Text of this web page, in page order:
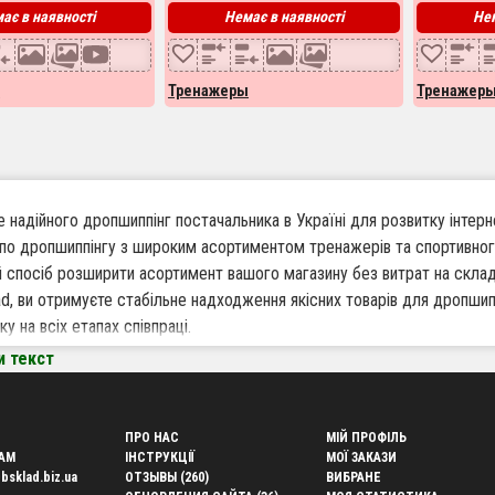
в наявності Немає в наявності
Тренажеры Тренажеры
надійного дропшиппінг постачальника в Україні для розвитку
дропшиппінгу з широким асортиментом тренажерів та
спосіб розширити асортимент вашого магазину без витрат на
ви отримуєте стабільне надходження якісних товарів для
на всіх етапах співпраці.
асортимент товарів – тренажери різних видів та цінових
без власного складу – забувайте про зайві вкладення і
відправка замовлень – оперативна доставка по всій Україні
текст
ПРО НАС
ІНСТРУКЦІЇ
ОТЗЫВЫ (260)
МІЙ ПРОФІЛЬ
МОЇ ЗАКАЗИ
ВИБРАНЕ